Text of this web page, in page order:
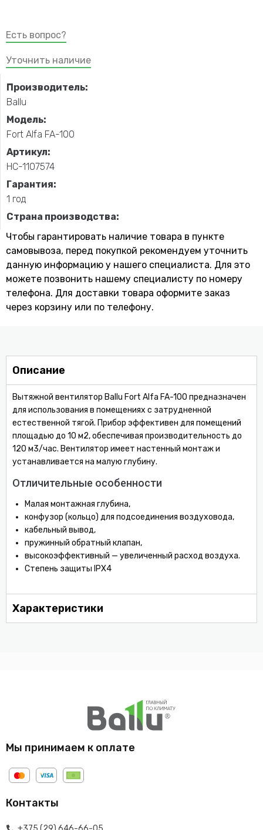
Есть вопрос?
Уточнить наличие
Производитель:
Ballu
Модель:
Fort Alfa FA-100
Артикул:
НС-1107574
Гарантия:
1 год
Страна производства:
Чтобы гарантировать наличие товара в пункте
самовывоза, перед покупкой рекомендуем уточнить
данную информацию у нашего специалиста. Для это
можете позвонить нашему специaлисту по номеру
телефона. Для доставки товара оформите заказ
через корзину или по телефону.
Описание
Вытяжной вентилятор Ballu Fort Alfa FA-100 предназначен
для использования в помещениях с затрудненной
естественной тягой. Прибор эффективен для помещений
площадью до 10 м2, обеспечивая производительность до
120 м3/час. Вентилятор имеет настенный монтаж и
устанавливается на малую глубину.
Отличительные особенности
Малая монтажная глубина,
конфузор (кольцо) для подсоединения воздуховода,
кабельный вывод,
пружинный обратный клапан,
высокоэффективный — увеличенный расход воздуха.
Степень защиты IPX4
Характеристики
Мы принимаем к оплате
Контакты